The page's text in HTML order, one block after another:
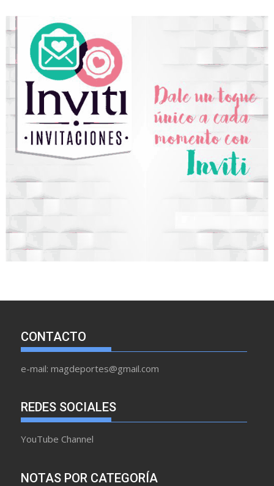
CONTACTO
e-mail: magdeportes@gmail.com
REDES SOCIALES
YouTube Channel
NOTAS POR CATEGORÍA